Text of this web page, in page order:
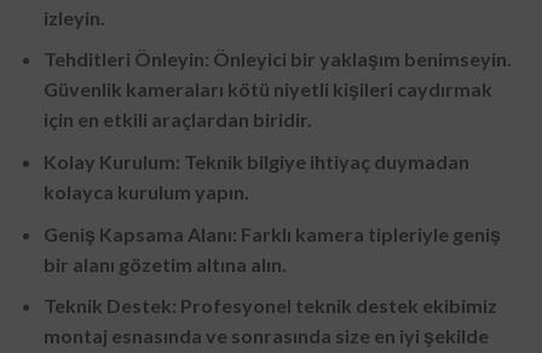
izleyin.
Tehditleri Önleyin: Önleyici bir yaklaşım benimseyin.
Güvenlik kameraları kötü niyetli kişileri caydırmak
için en etkili araçlardan biridir.
Kolay Kurulum: Teknik bilgiye ihtiyaç duymadan
kolayca kurulum yapın.
Geniş Kapsama Alanı: Farklı kamera tipleriyle geniş
bir alanı gözetim altına alın.
Teknik Destek: Profesyonel teknik destek ekibimiz
montaj esnasında ve sonrasında size en iyi şekilde